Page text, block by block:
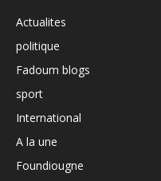
Actualites
politique
Fadoum blogs
sport
International
A la une
Foundiougne